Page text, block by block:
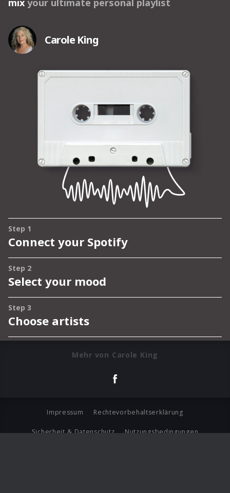
Mehr von Carole King
Impressum Rechtevorbehaltserklärung
Sicherheit & Datenschutz Nutzungsbedingungen